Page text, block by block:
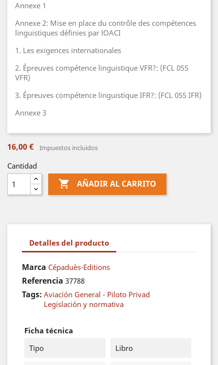
Annexe 1
Annexe 2: Mise en place du contrôle des compétences
linguistiques définies par lOACI
1. Les exigences internationales
2. Épreuves compétence linguistique VFR?: (FCL 055
VFR)
3. Épreuves compétence linguistique IFR?: (FCL 055 IFR)
Annexe 3
16,00 € Impuestos incluidos
Cantidad
 AÑADIR AL CARRITO
Detalles del producto
Marca Cépaduès-Editions
Referencia 37788
Tags: Aviación General - Piloto Privad
Legislación y normativa
Ficha técnica
Tipo
Libro